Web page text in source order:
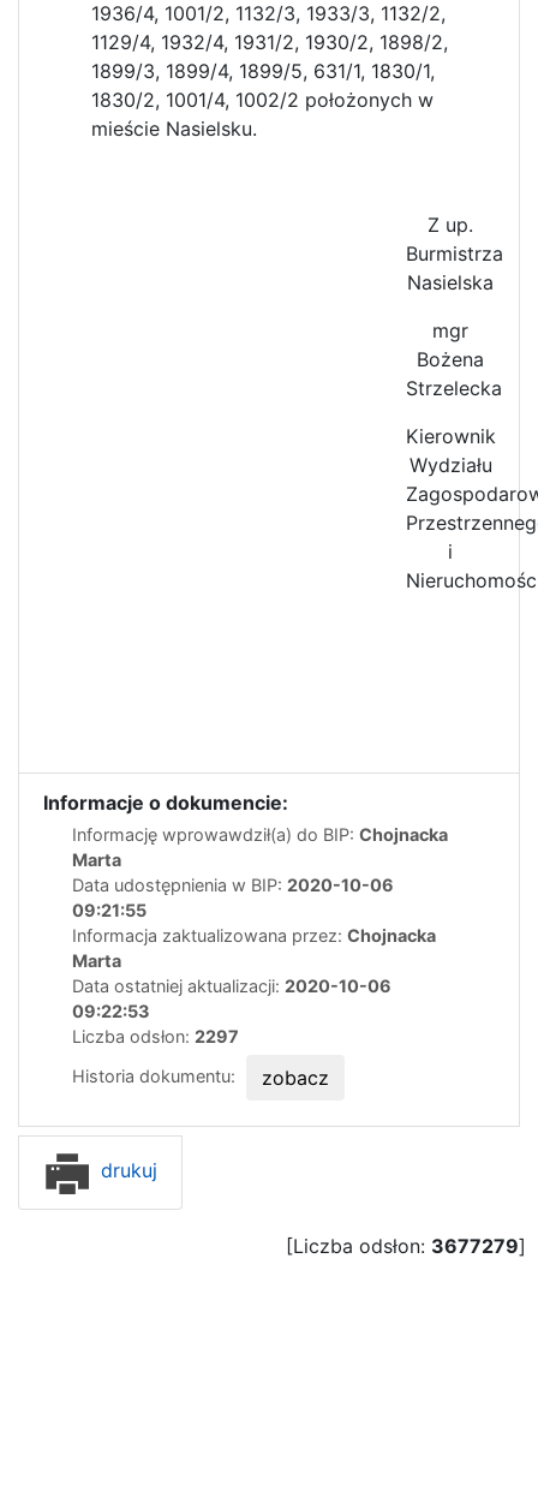
1936/4, 1001/2, 1132/3, 1933/3, 1132/2,
1129/4, 1932/4, 1931/2, 1930/2, 1898/2,
1899/3, 1899/4, 1899/5, 631/1, 1830/1,
1830/2, 1001/4, 1002/2 położonych w
mieście Nasielsku.
Z up.
Burmistrza
Nasielska
mgr
Bożena
Strzelecka
Kierownik
Wydziału
i
Informacje o dokumencie:
Informację wprowawdził(a) do BIP: Chojnacka
Marta
Data udostępnienia w BIP: 2020-10-06
09:21:55
Informacja zaktualizowana przez: Chojnacka
Marta
Data ostatniej aktualizacji: 2020-10-06
09:22:53
Liczba odsłon: 2297
Historia dokumentu:
zobacz
drukuj
[Liczba odsłon: 3677279]